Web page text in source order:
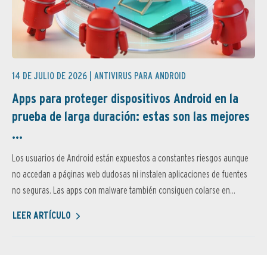
14 DE JULIO DE 2026 | ANTIVIRUS PARA ANDROID
Apps para proteger dispositivos Android en la
prueba de larga duración: estas son las mejores
...
Los usuarios de Android están expuestos a constantes riesgos aunque
no accedan a páginas web dudosas ni instalen aplicaciones de fuentes
no seguras. Las apps con malware también consiguen colarse en...
LEER ARTÍCULO